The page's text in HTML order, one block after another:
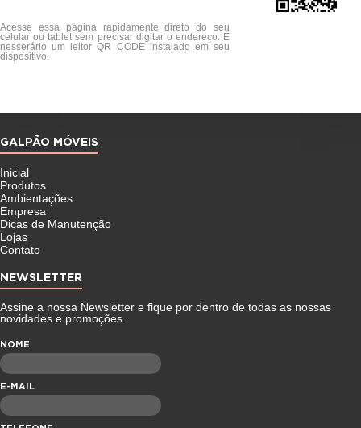
Acesse essa página rapidamente direto do seu
celular ou tablet sem precisar digitar o endereço. É
nesserário um leitor QR CODE instalado em seu
dispositivo.
GALPÃO MÓVEIS
Inicial
Produtos
Ambientações
Empresa
Dicas de Manutenção
Lojas
Contato
NEWSLETTER
Assine a nossa Newsletter e fique por dentro de todas as nossas
novidades e promoções.
NOME
E-MAIL